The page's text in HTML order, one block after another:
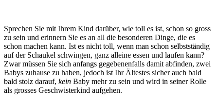
Sprechen Sie mit Ihrem Kind darüber, wie toll es ist, schon so gross
zu sein und erinnern Sie es an all die besonderen Dinge, die es
schon machen kann. Ist es nicht toll, wenn man schon selbstständig
auf der Schaukel schwingen, ganz alleine essen und laufen kann?
Zwar müssen Sie sich anfangs gegebenenfalls damit abfinden, zwei
Babys zuhause zu haben, jedoch ist Ihr Ältestes sicher auch bald
bald stolz darauf, kein Baby mehr zu sein und wird in seiner Rolle
als grosses Geschwisterkind aufgehen.